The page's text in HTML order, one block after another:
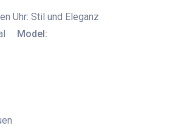
Uhr: Stil und Eleganz
Model: